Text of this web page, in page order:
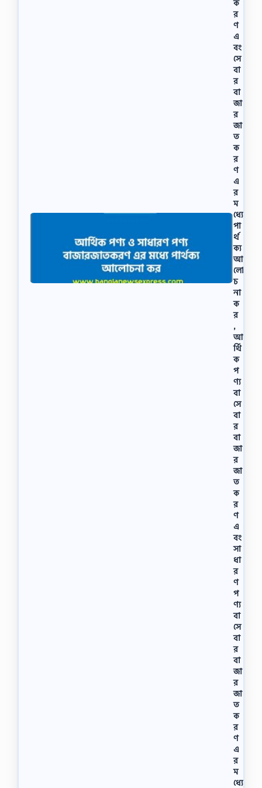
ক
র
ণ
এ
বং
সে
বা
র
বা
জা
র
জা
ত
ক
র
ণ
এ
র
ম
ধ্যে
পা
র্থ
ক্য
আ
লাে
চ
না
ক
র
,
আ
র্থি
ক
প
ণ্য
বা
সে
বা
র
বা
জা
র
জা
ত
ক
র
ণ
এ
বং
সা
ধা
র
ণ
প
ণ্য
বা
সে
বা
র
বা
জা
র
জা
ত
ক
র
ণ
এ
র
ম
ধ্যে